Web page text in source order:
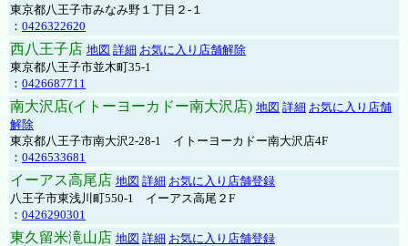
東京都八王子市みなみ野１丁目２-１
： 0426322620
西八王子店 地図 詳細 お気に入り店舗解除
東京都八王子市並木町35-1
： 0426687711
南大沢店(イトーヨーカドー南大沢店) 地図 詳細 お気に入り店舗
解除
東京都八王子市南大沢2-28-1 イトーヨーカドー南大沢店4F
： 0426533681
イーアス高尾店 地図 詳細 お気に入り店舗登録
八王子市東浅川町550-1 イーアス高尾２F
： 0426290301
東久留米滝山店 地図 詳細 お気に入り店舗登録